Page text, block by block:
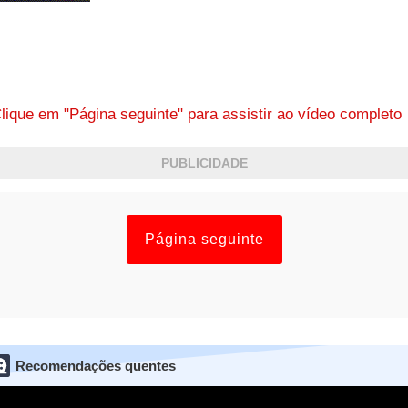
em "Página seguinte" para assistir ao vídeo completo
PUBLICIDADE
Página seguinte
Recomendações quentes